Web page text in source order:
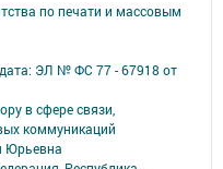
по печати и массовым
ЭЛ № ФС 77 - 67918 от
в сфере связи,
коммуникаций
Юрьевна